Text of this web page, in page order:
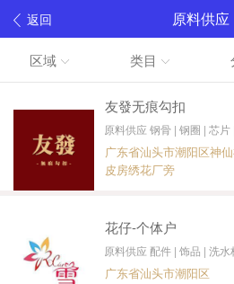
返回 原料供应
区域 类目
友發无痕勾扣
原料供应 钢骨 | 钢圈 | 芯
广东省汕头市潮阳区神
皮房绣花厂旁
花仔-个体户
原料供应 配件 | 饰品 | 洗
广东省汕头市潮阳区